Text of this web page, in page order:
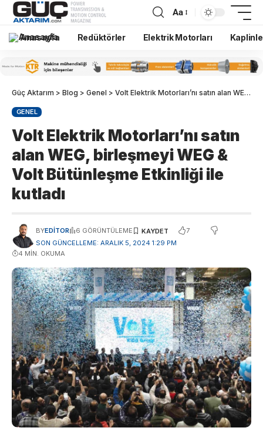
Aa
Anasayfa Redüktörler Elektrik Motorları
Güç Aktarım > Blog > Genel > Volt Elektrik Motorları’nı satın alan WEG, birleşmeyi WEG & Volt Bütünleşme Etkinliği ile kutladı
GENEL
Volt Elektrik Motorları’nı satın
alan WEG, birleşmeyi WEG &
Volt Bütünleşme Etkinliği ile
kutladı
SON GÜNCELLEME: ARALIK 5, 2024 1:29 PM
BYEDITOR 6 GÖRÜNTÜLEME 7
4 MIN. OKUMA